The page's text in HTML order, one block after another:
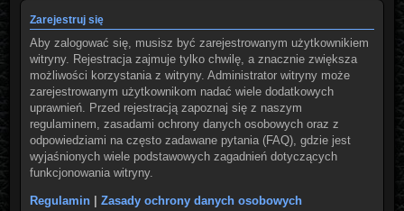
Zarejestruj się
Aby zalogować się, musisz być zarejestrowanym użytkownikiem
witryny. Rejestracja zajmuje tylko chwilę, a znacznie zwiększa
możliwości korzystania z witryny. Administrator witryny może
zarejestrowanym użytkownikom nadać wiele dodatkowych
uprawnień. Przed rejestracją zapoznaj się z naszym
regulaminem, zasadami ochrony danych osobowych oraz z
odpowiedziami na często zadawane pytania (FAQ), gdzie jest
wyjaśnionych wiele podstawowych zagadnień dotyczących
funkcjonowania witryny.
Regulamin| Zasady ochrony danych osobowych